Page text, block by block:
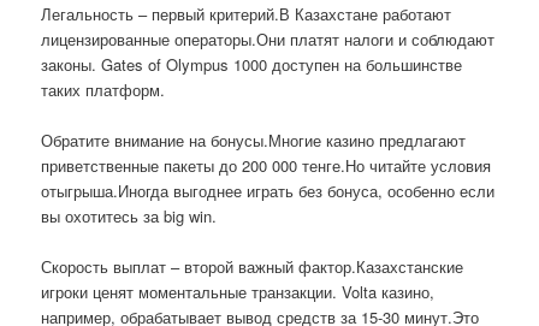
Легальность – первый критерий.В Казахстане работают
лицензированные операторы.Они платят налоги и соблюдают
законы. Gates of Olympus 1000 доступен на большинстве
таких платформ.
Обратите внимание на бонусы.Многие казино предлагают
приветственные пакеты до 200 000 тенге.Но читайте условия
отыгрыша.Иногда выгоднее играть без бонуса, особенно если
вы охотитесь за big win.
Скорость выплат – второй важный фактор.Казахстанские
игроки ценят моментальные транзакции. Volta казино,
например, обрабатывает вывод средств за 15-30 минут.Это